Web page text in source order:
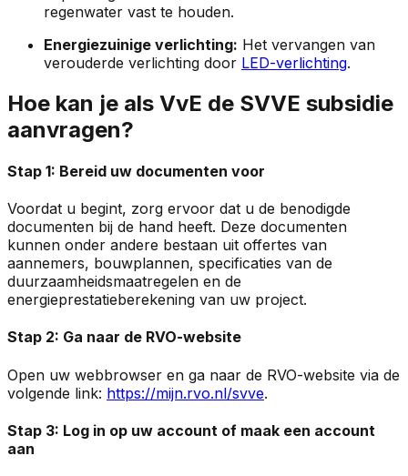
regenwater vast te houden.
Energiezuinige verlichting: Het vervangen van
verouderde verlichting door LED-verlichting.
Hoe kan je als VvE de SVVE subsidie
aanvragen?
Stap 1: Bereid uw documenten voor
Voordat u begint, zorg ervoor dat u de benodigde
documenten bij de hand heeft. Deze documenten
kunnen onder andere bestaan uit offertes van
aannemers, bouwplannen, specificaties van de
duurzaamheidsmaatregelen en de
energieprestatieberekening van uw project.
Stap 2: Ga naar de RVO-website
Open uw webbrowser en ga naar de RVO-website via de
volgende link: https://mijn.rvo.nl/svve.
Stap 3: Log in op uw account of maak een account
aan